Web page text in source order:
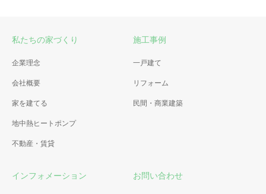
私たちの家づくり
企業理念
会社概要
家を建てる
地中熱ヒートポンプ
不動産・賃貸
施工事例
一戸建て
リフォーム
民間・商業建築
インフォメーション お問い合わせ